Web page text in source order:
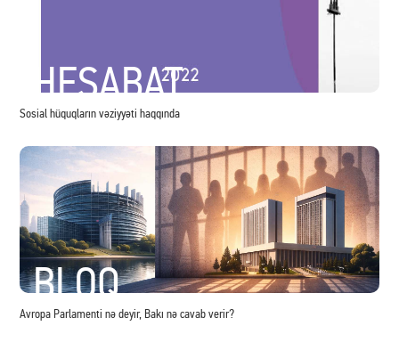
TRANSXƏZƏR DƏHLİZİ: POTENSİAL VƏ ƏNGƏLLƏR
GƏRGİNLİYƏ BAXMAYARAQ İRANLA TİCARƏT ARTIR
Statistika iqtisadi münasibətlərin inkişaf etdiyini göstərir
HESABAT
Sosial hüquqların vəziyyəti haqqında
BLOQ
Avropa Parlamenti nə deyir, Bakı nə cavab verir?